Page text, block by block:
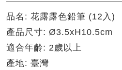
品名: 花露露色鉛筆 (12入)
產品尺寸: Ø3.5xH10.5cm
適合年齡: 2歲以上
產地: 臺灣